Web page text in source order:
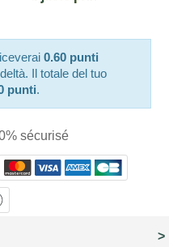
0.60 punti
Il totale del tuo
punti.
sécurisé